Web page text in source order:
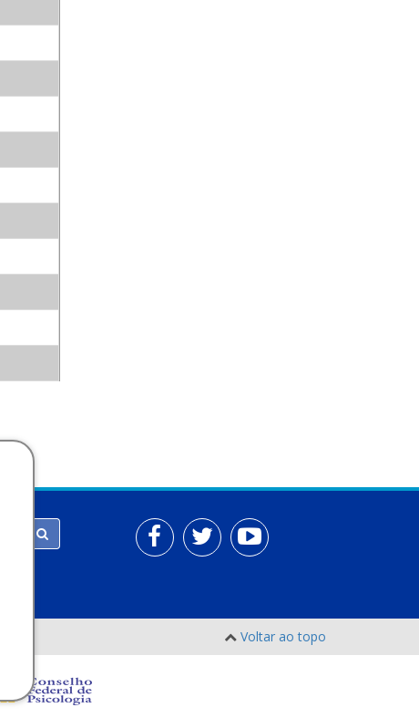
Voltar ao topo